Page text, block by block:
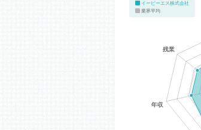
イーピーエス株式会社
業界平均